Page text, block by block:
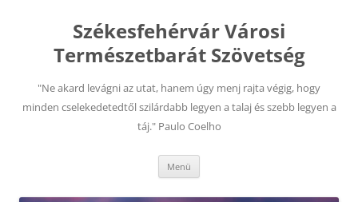
tartalombaSzékesfehérvár Városi
Természetbarát Szövetség
"Ne akard levágni az utat, hanem úgy menj rajta végig, hogy
minden cselekedetedtől szilárdabb legyen a talaj és szebb legyen a
táj." Paulo Coelho
Menü